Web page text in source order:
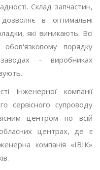
Склад запчастин,
в оптимальні
які виникають. Всі
порядку
– виробниках
інженерної компанії
сервісного супроводу
центром по всій
центрах, де є
компанія «ІВІК»